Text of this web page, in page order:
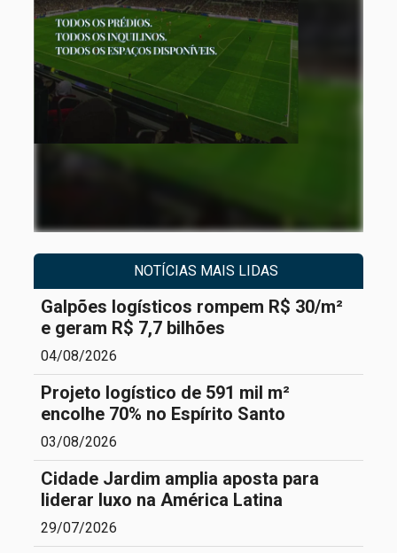
NOTÍCIAS MAIS LIDAS
Galpões logísticos rompem R$ 30/m²
e geram R$ 7,7 bilhões
04/08/2026
Projeto logístico de 591 mil m²
encolhe 70% no Espírito Santo
03/08/2026
Cidade Jardim amplia aposta para
liderar luxo na América Latina
29/07/2026